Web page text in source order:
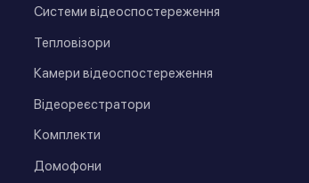
Системи відеоспостереження
Тепловізори
Камери відеоспостереження
Відеореєстратори
Комплекти
Домофони